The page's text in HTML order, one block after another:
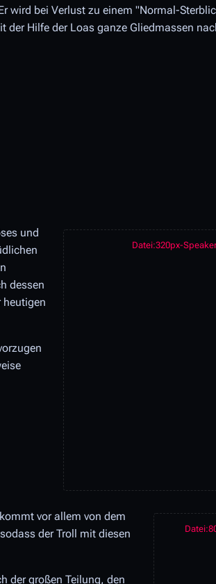
wird bei Verlust zu einem "Normal-
der Hilfe der Loas ganze Gliedmassen
Datei:320px-
und
dessen
heutigen
vor allem von dem
der Troll mit diesen
der großen Teilung, den